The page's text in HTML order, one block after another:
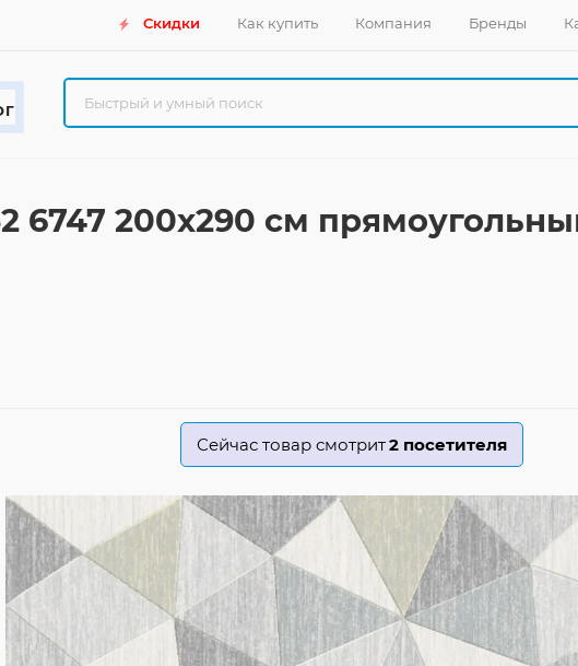
Скидки Как купить Компания Бренды
6747 200x290 см
Сейчас товар смотрит2 посетителя